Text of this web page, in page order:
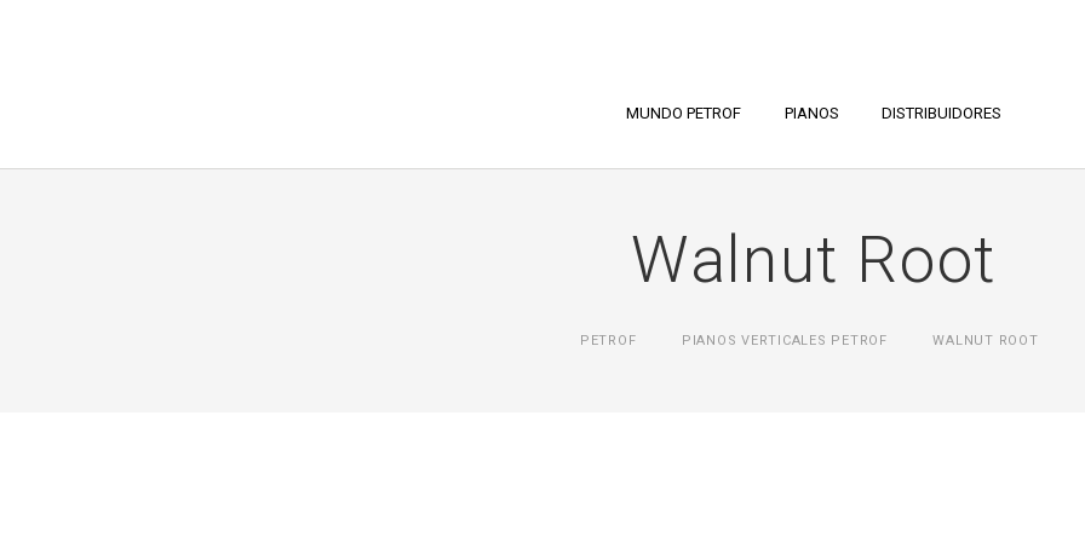
MUNDO PETROF PIANOS DISTRIBUIDORES
Walnut Root
PETROF PIANOS VERTICALES PETROF WALNUT ROOT